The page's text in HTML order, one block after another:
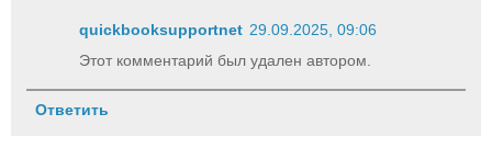
quickbooksupportnet 29.09.2025, 09:06
Этот комментарий был удален автором.
Ответить